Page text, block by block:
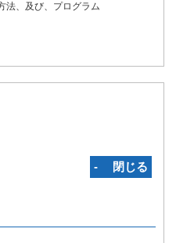
法、及び、プログラム
‐ 閉じる